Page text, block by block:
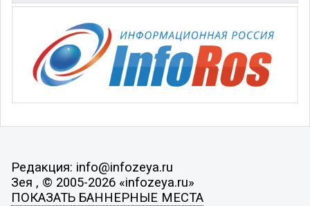
Редакция: info@infozeya.ru
Зея , © 2005-2026 «infozeya.ru»
ПОКАЗАТЬ БАННЕРНЫЕ МЕСТА